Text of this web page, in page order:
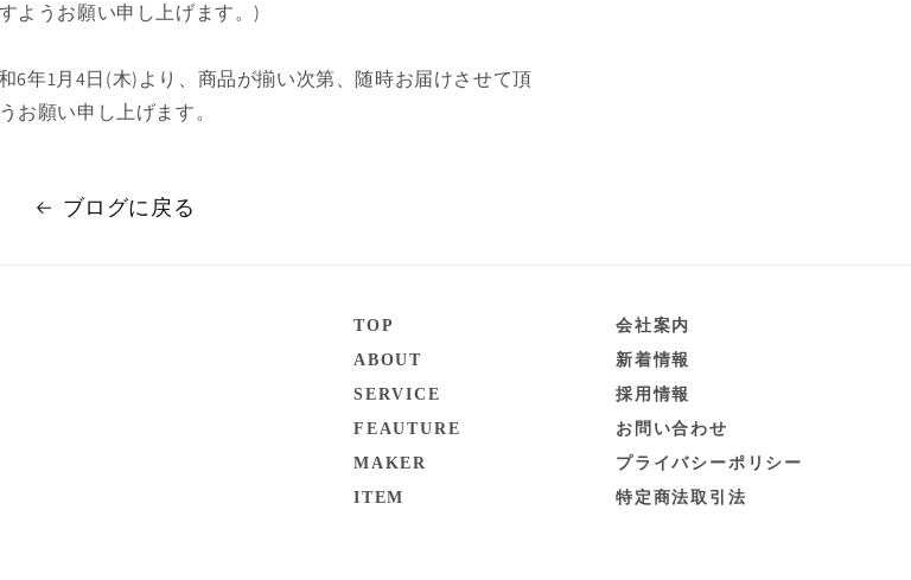
ようお願い申し上げます。)
6年1月4日(木)より、商品が揃い次第、随時お届けさせて頂
お願い申し上げます。
ブログに戻る
TOP
ABOUT
SERVICE
FEAUTURE
MAKER
ITEM
会社案内
新着情報
採用情報
お問い合わせ
プライバシーポリシー
特定商法取引法